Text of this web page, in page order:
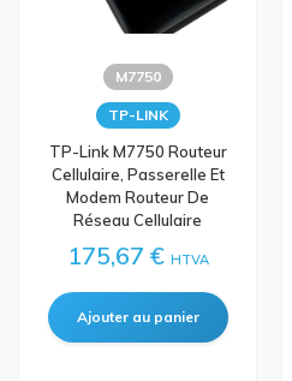
M7750
TP-LINK
TP-Link M7750 Routeur
Cellulaire, Passerelle Et
Modem Routeur De
Réseau Cellulaire
175,67 € HTVA